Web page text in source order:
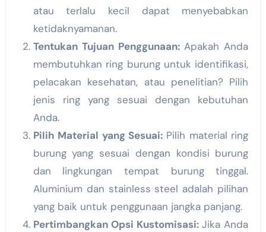
atau terlalu kecil dapat menyebabkan
ketidaknyamanan.
Tentukan Tujuan Penggunaan:Apakah Anda
membutuhkan ring burung untuk identifikasi,
pelacakan kesehatan, atau penelitian? Pilih
jenis ring yang sesuai dengan kebutuhan
Anda.
Pilih Material yang Sesuai: Pilih material ring
burung yang sesuai dengan kondisi burung
dan lingkungan tempat burung tinggal.
Aluminium dan stainless steel adalah pilihan
yang baik untuk penggunaan jangka panjang.
Pertimbangkan Opsi Kustomisasi:Jika Anda